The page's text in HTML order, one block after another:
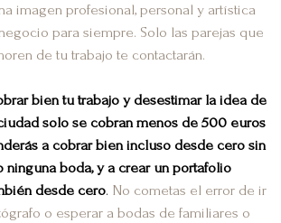
imagen profesional, personal y artística
para siempre. Solo las parejas que
de tu trabajo te contactarán.
bien tu trabajo y desestimar la idea de
solo se cobran menos de 500 euros
a cobrar bien incluso desde cero sin
ninguna boda, y a crear un portafolio
desde cero. No cometas el error de ir
o esperar a bodas de familiares o